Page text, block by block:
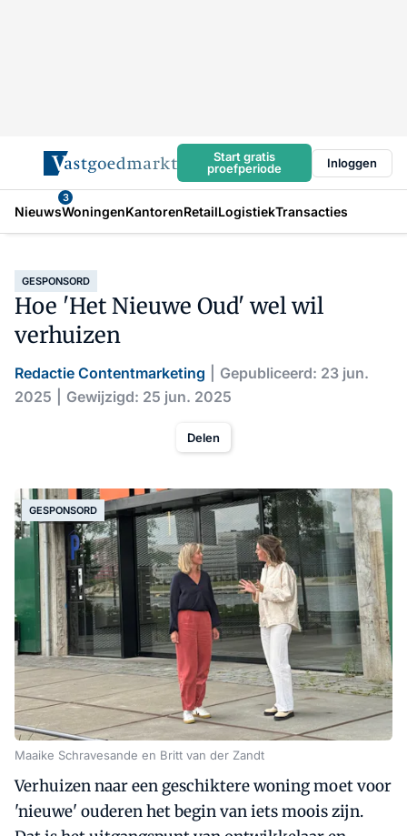
Start gratis
proefperiode
Inloggen
Nieuws
3
WoningenKantorenRetailLogistiekTransacties
GESPONSORD
Hoe 'Het Nieuwe Oud' wel wil
verhuizen
Redactie Contentmarketing
Gepubliceerd: 23 jun.
2025
Gewijzigd: 25 jun. 2025
Delen
GESPONSORD
Maaike Schravesande en Britt van der Zandt
Verhuizen naar een geschiktere woning moet voor
'nieuwe' ouderen het begin van iets moois zijn.